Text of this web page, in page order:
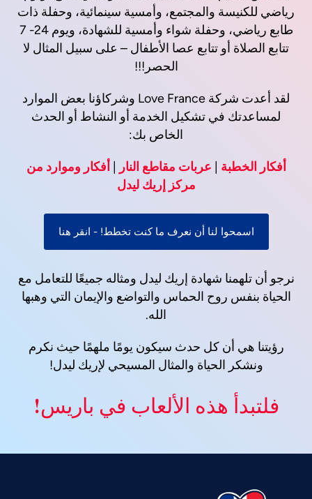
رياضي للكنيسة والمجتمع، وأمسية سينمائية، وحفلة ذات
طابع رياضي، وحفلة شواء وأمسية للشهادة، ويوم 24- 7
تتابع الصلاة أو تتابع عصا الأطفال – على سبيل المثال لا
الحصر!!!
لقد أعدت شركة Love France وشركاؤنا بعض الموارد
لمساعدتك في تشكيل الخدمة أو النشاط أو الحدث
الخاص بك:
أفكار الخطبة عربات مقاطع النار
أفكار وموارد من
مركز إريك ليدل
اسمحوا لنا أن نعرف ما كنت تخطط! - انقر هنا
نرجو أن تلهمنا شهادة إريك ليدل ومثاله جميعًا للتعامل مع
الحياة بنفس روح الحماس والتواضع والإيمان التي وهبها
الله.
رؤيتنا هي أن كل حدث سيكون يومًا ملهمًا حيث نكرم
ونشكر الحياة والمثال المسيحي لإريك ليدل!
فلتبدأ هذه الألعاب في باريس!
Vietnamese